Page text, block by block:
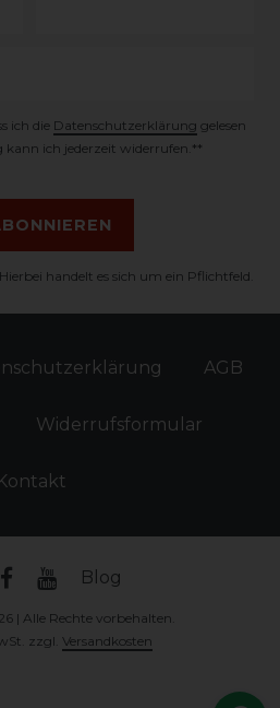
ich die Daten­schutz­erklärung gelesen
ich jederzeit widerrufen.**
handelt es sich um ein Pflichtfeld.
AGB
Widerrufs­formular
Kontakt
Blog
| Alle Rechte vorbehalten.
zzgl. Versandkosten